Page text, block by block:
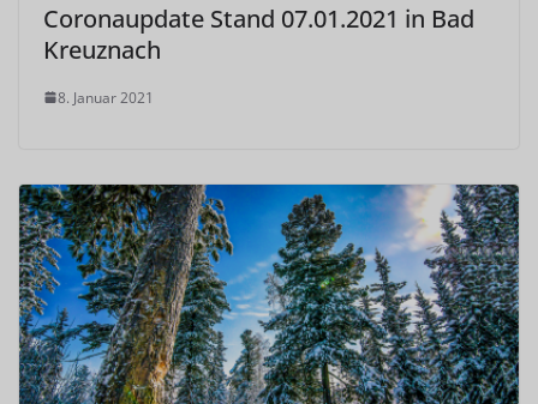
Coronaupdate Stand 07.01.2021 in Bad
Kreuznach
8. Januar 2021